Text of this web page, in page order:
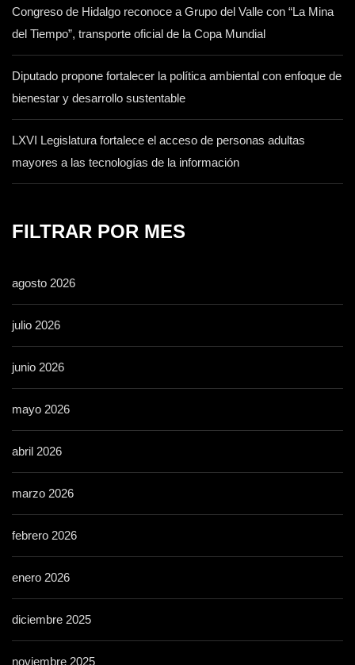
Congreso de Hidalgo reconoce a Grupo del Valle con “La Mina
del Tiempo”, transporte oficial de la Copa Mundial
Diputado propone fortalecer la política ambiental con enfoque de
bienestar y desarrollo sustentable
LXVI Legislatura fortalece el acceso de personas adultas
mayores a las tecnologías de la información
FILTRAR POR MES
agosto 2026
julio 2026
junio 2026
mayo 2026
abril 2026
marzo 2026
febrero 2026
enero 2026
diciembre 2025
noviembre 2025